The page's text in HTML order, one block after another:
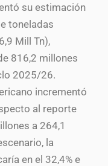
su estimación
toneladas
Mill Tn),
816,2 millones
2025/26.
incrementó
al reporte
a 264,1
la
en el 32,4% e